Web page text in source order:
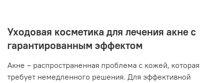
Уходовая косметика для лечения акне с
гарантированным эффектом
Акне – распространенная проблема с кожей, которая
требует немедленного решения. Для эффективной